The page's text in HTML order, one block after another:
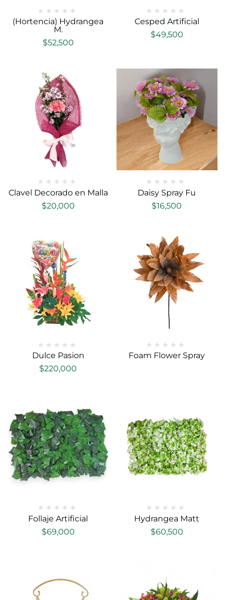
(Hortencia) Hydrangea
M.
$52,500
Cesped Artificial
$49,500
Clavel Decorado en Malla
$20,000
Daisy Spray Fu
$16,500
Dulce Pasion
$220,000
Foam Flower Spray
Follaje Artificial
$69,000
Hydrangea Matt
$60,500